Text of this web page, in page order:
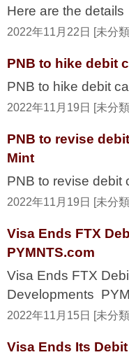
Here are the
2022年11月22日 [未分
PNB to hike debit
PNB to hike debit
2022年11月19日 [未分
PNB to revise
Mint
PNB to revise debit
2022年11月19日 [未分
Visa Ends FTX
PYMNTS.com
Visa Ends FTX
Developments
2022年11月15日 [未分
Visa Ends Its